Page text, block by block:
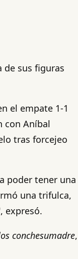
de sus figuras
el empate 1-1
con Aníbal
tras forcejeo
poder tener una
una trifulca,
expresó.
conchesumadre,